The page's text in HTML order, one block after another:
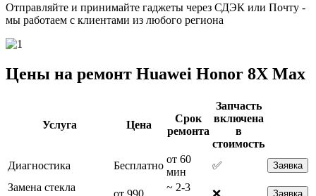
Отправляйте и принимайте гаджеты через СДЭК или Почту -
мы работаем с клиентами из любого региона
Цены на ремонт Huawei Honor 8X Max
Услуга Цена
Срок
ремонта
Запчасть
включена
в
стоимость
Диагностика
Бесплатно
от 60
мин
✅ Заявка
Замена стекла
от 990
~ 2-3
❌ Заявка